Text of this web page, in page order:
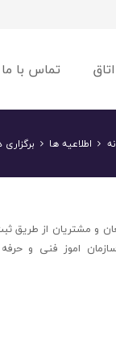
تماس با ما
اطلاعیه ها
و مشتریان از
اموز فنی و